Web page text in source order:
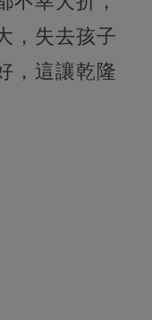
，失去孩子
，這讓乾隆